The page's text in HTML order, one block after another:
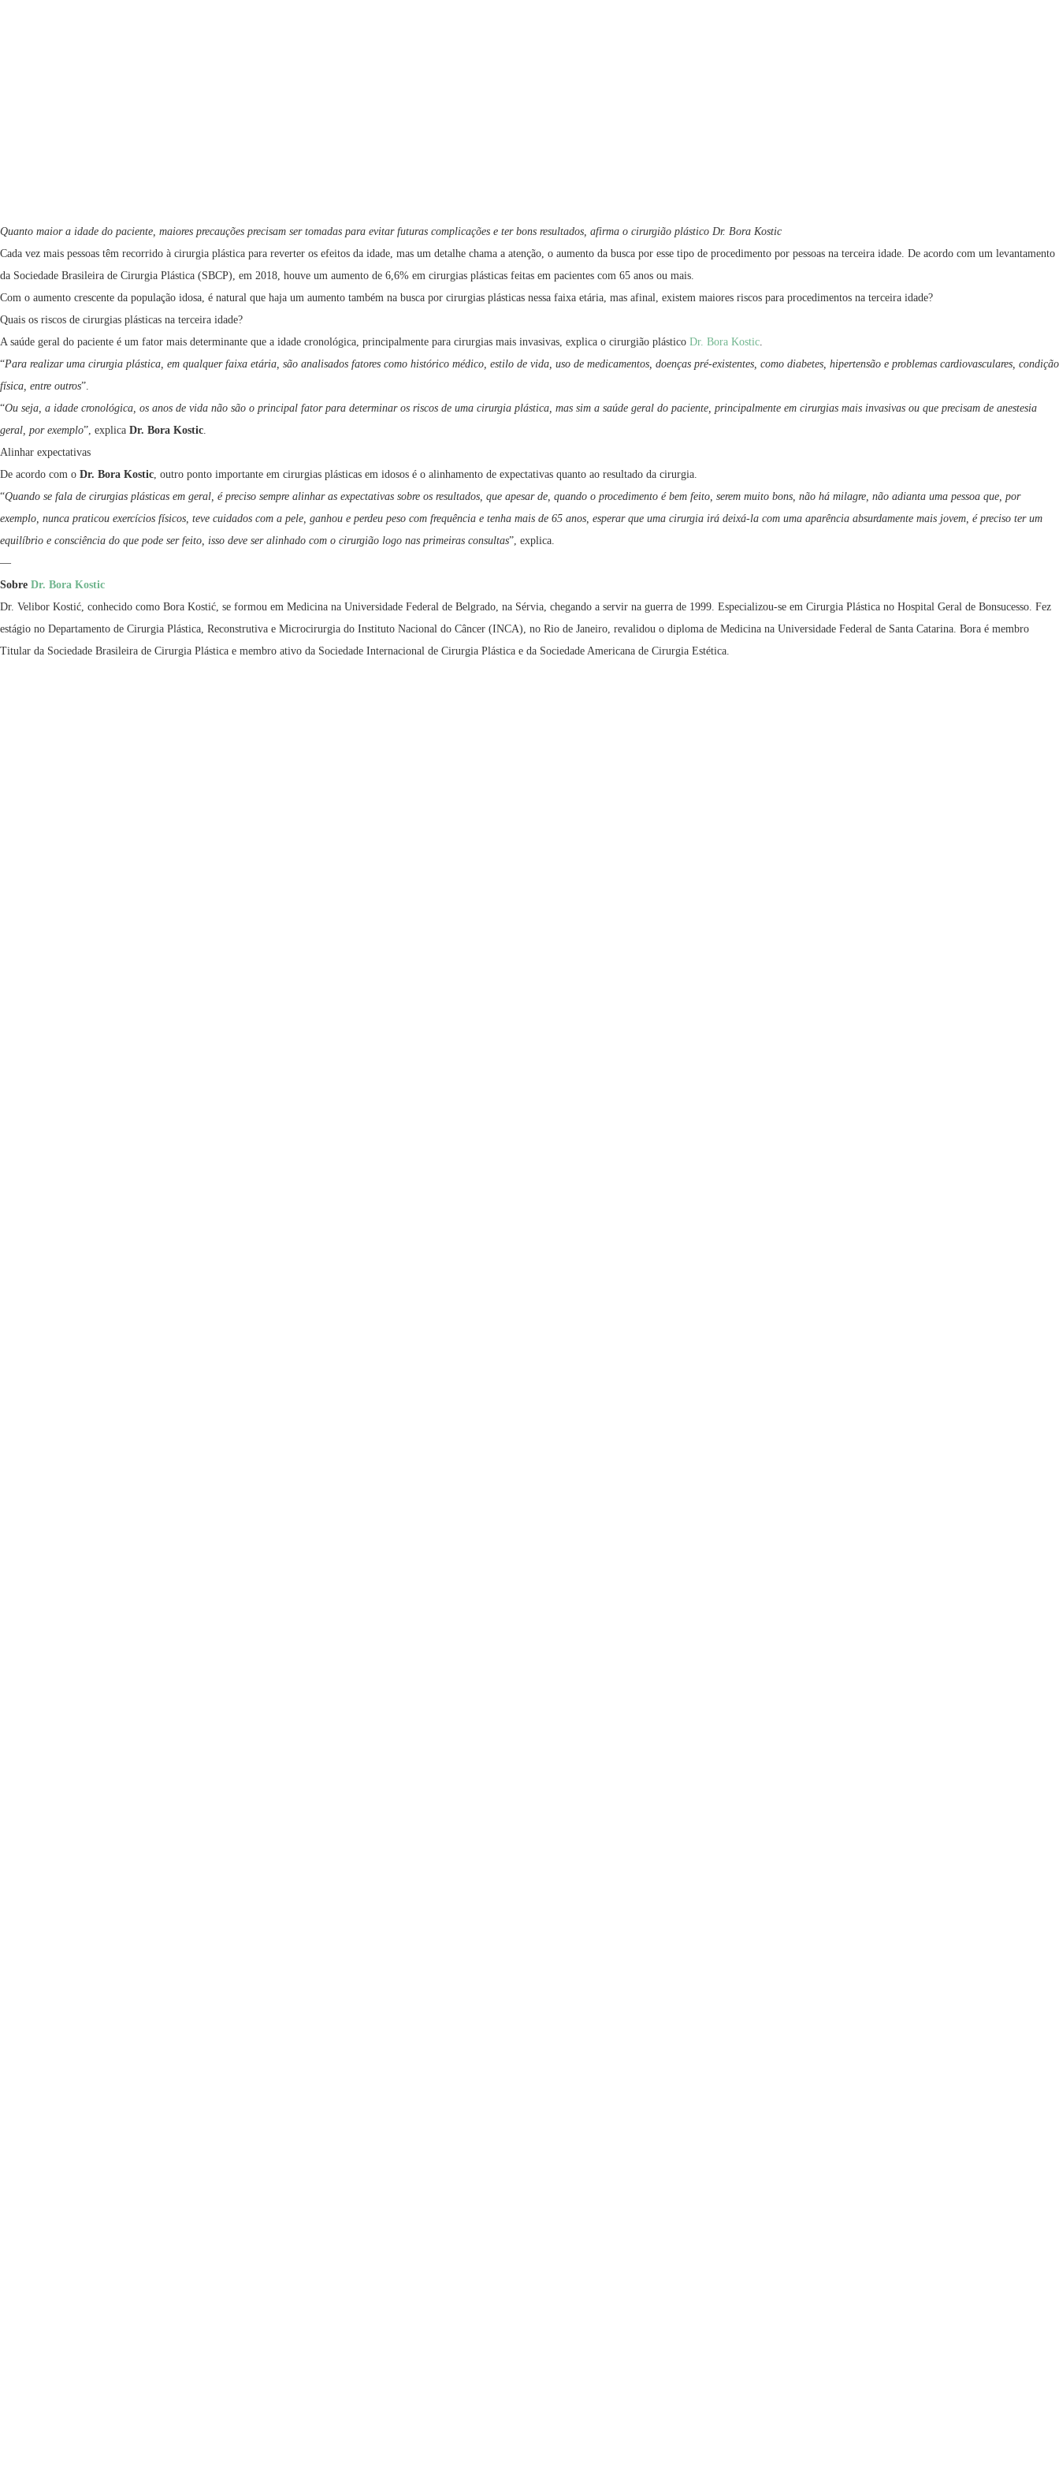
Quanto maior a idade do paciente, maiores precauções precisam ser tomadas para evitar futuras complicações e ter bons resultados, afirma o cirurgião plástico Dr. Bora Kostic
Cada vez mais pessoas têm recorrido à cirurgia plástica para reverter os efeitos da idade, mas um detalhe chama a atenção, o aumento da busca por esse tipo de procedimento por pessoas na terceira idade. De acordo com um levantamento
da Sociedade Brasileira de Cirurgia Plástica (SBCP), em 2018, houve um aumento de 6,6% em cirurgias plásticas feitas em pacientes com 65 anos ou mais.
Com o aumento crescente da população idosa, é natural que haja um aumento também na busca por cirurgias plásticas nessa faixa etária, mas afinal, existem maiores riscos para procedimentos na terceira idade?
Quais os riscos de cirurgias plásticas na terceira idade?
A saúde geral do paciente é um fator mais determinante que a idade cronológica, principalmente para cirurgias mais invasivas, explica o cirurgião plástico Dr. Bora Kostic.
“Para realizar uma cirurgia plástica, em qualquer faixa etária, são analisados fatores como histórico médico, estilo de vida, uso de medicamentos, doenças pré-existentes, como diabetes, hipertensão e problemas cardiovasculares, condição
física, entre outros”.
“Ou seja, a idade cronológica, os anos de vida não são o principal fator para determinar os riscos de uma cirurgia plástica, mas sim a saúde geral do paciente, principalmente em cirurgias mais invasivas ou que precisam de anestesia
geral, por exemplo”, explica Dr. Bora Kostic.
Alinhar expectativas
De acordo com o Dr. Bora Kostic, outro ponto importante em cirurgias plásticas em idosos é o alinhamento de expectativas quanto ao resultado da cirurgia.
“Quando se fala de cirurgias plásticas em geral, é preciso sempre alinhar as expectativas sobre os resultados, que apesar de, quando o procedimento é bem feito, serem muito bons, não há milagre, não adianta uma pessoa que, por
exemplo, nunca praticou exercícios físicos, teve cuidados com a pele, ganhou e perdeu peso com frequência e tenha mais de 65 anos, esperar que uma cirurgia irá deixá-la com uma aparência absurdamente mais jovem, é preciso ter um
equilíbrio e consciência do que pode ser feito, isso deve ser alinhado com o cirurgião logo nas primeiras consultas”, explica.
—
Sobre Dr. Bora Kostic
Dr. Velibor Kostić, conhecido como Bora Kostić, se formou em Medicina na Universidade Federal de Belgrado, na Sérvia, chegando a servir na guerra de 1999. Especializou-se em Cirurgia Plástica no Hospital Geral de Bonsucesso. Fez
estágio no Departamento de Cirurgia Plástica, Reconstrutiva e Microcirurgia do Instituto Nacional do Câncer (INCA), no Rio de Janeiro, revalidou o diploma de Medicina na Universidade Federal de Santa Catarina. Bora é membro
Titular da Sociedade Brasileira de Cirurgia Plástica e membro ativo da Sociedade Internacional de Cirurgia Plástica e da Sociedade Americana de Cirurgia Estética.